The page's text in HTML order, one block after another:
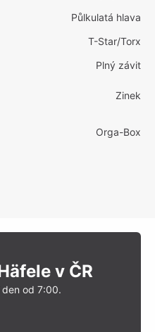
Půlkulatá hlava
T-Star/Torx
Plný závit
Zinek
Orga-Box
v ČR
od 7:00.